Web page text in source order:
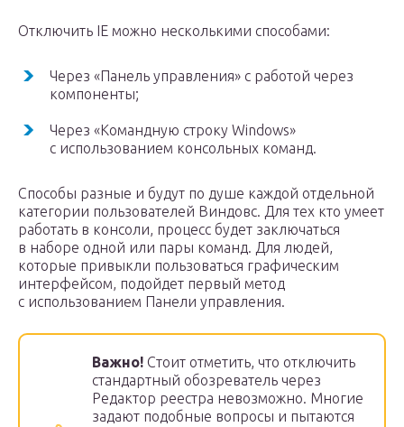
Отключить IE можно несколькими способами:
Через «Панель управления» с работой через
компоненты;
Через «Командную строку Windows»
с использованием консольных команд.
Способы разные и будут по душе каждой отдельной
категории пользователей Виндовс. Для тех кто умеет
работать в консоли, процесс будет заключаться
в наборе одной или пары команд. Для людей,
которые привыкли пользоваться графическим
интерфейсом, подойдет первый метод
с использованием Панели управления.
Важно! Стоит отметить, что отключить
стандартный обозреватель через
Редактор реестра невозможно. Многие
задают подобные вопросы и пытаются